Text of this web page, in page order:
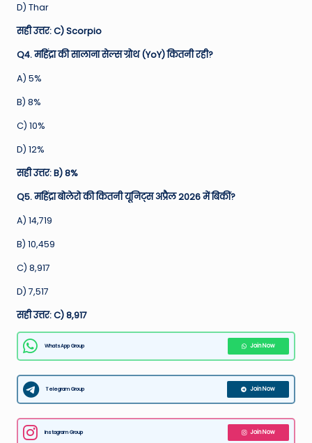
D) Thar
सही उत्तर: C) Scorpio
Q4. महिंद्रा की सालाना सेल्स ग्रोथ (YoY) कितनी रही?
A) 5%
B) 8%
C) 10%
D) 12%
सही उत्तर: B) 8%
Q5. महिंद्रा बोलेरो की कितनी यूनिट्स अप्रैल 2026 में बिकीं?
A) 14,719
B) 10,459
C) 8,917
D) 7,517
सही उत्तर: C) 8,917
WhatsApp Group Join Now
Telegram Group Join Now
Instagram Group Join Now